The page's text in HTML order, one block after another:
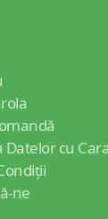
Datelor cu
ne